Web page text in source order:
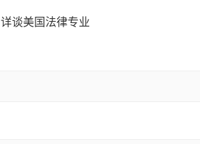
详谈美国法律专业